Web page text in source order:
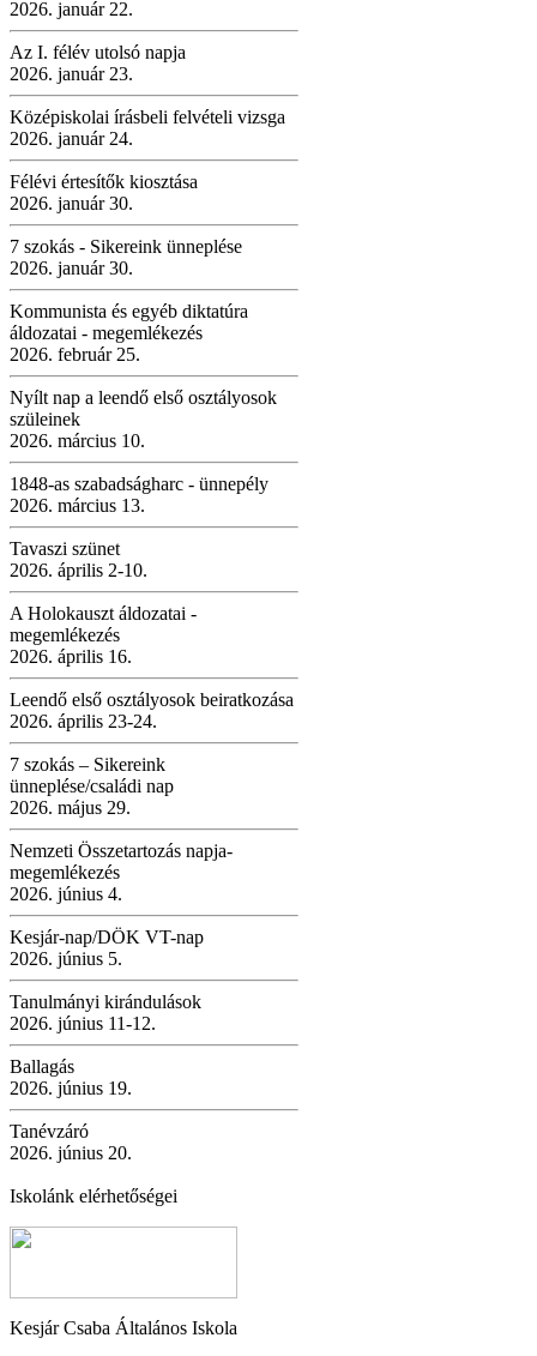
2026. január 22.
Az I. félév utolsó napja
2026. január 23.
Középiskolai írásbeli felvételi vizsga
2026. január 24.
Félévi értesítők kiosztása
2026. január 30.
7 szokás - Sikereink ünneplése
2026. január 30.
Kommunista és egyéb diktatúra
áldozatai - megemlékezés
2026. február 25.
Nyílt nap a leendő első osztályosok
szüleinek
2026. március 10.
1848-as szabadságharc - ünnepély
2026. március 13.
Tavaszi szünet
2026. április 2-10.
A Holokauszt áldozatai -
megemlékezés
2026. április 16.
Leendő első osztályosok beiratkozása
2026. április 23-24.
7 szokás – Sikereink
ünneplése/családi nap
2026. május 29.
Nemzeti Összetartozás napja-
megemlékezés
2026. június 4.
Kesjár-nap/DÖK VT-nap
2026. június 5.
Tanulmányi kirándulások
2026. június 11-12.
Ballagás
2026. június 19.
Tanévzáró
2026. június 20.
Iskolánk elérhetőségei
Kesjár Csaba Általános Iskola